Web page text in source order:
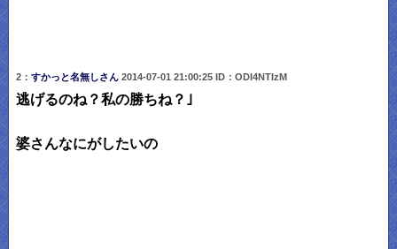
2： すかっと名無しさん 2014-07-01 21:00:25 ID：ODI4NTIzM
逃げるのね？私の勝ちね？｣
婆さんなにがしたいの